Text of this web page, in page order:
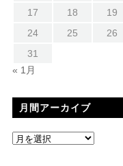
17
18 19
24
25 26
31
« 1月
月間アーカイブ